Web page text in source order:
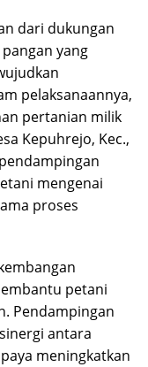
dari dukungan
yang
pelaksanaannya,
pertanian milik
Kepuhrejo, Kec.,
mengenai
proses
petani
Pendampingan
antara
meningkatkan